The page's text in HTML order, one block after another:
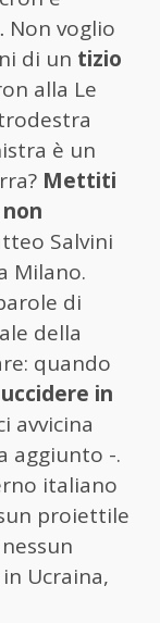
Non voglio
di un tizio
alla Le
è un
Mettiti
Salvini
Milano.
di
della
quando
in
avvicina
aggiunto -.
italiano
proiettile
Ucraina,